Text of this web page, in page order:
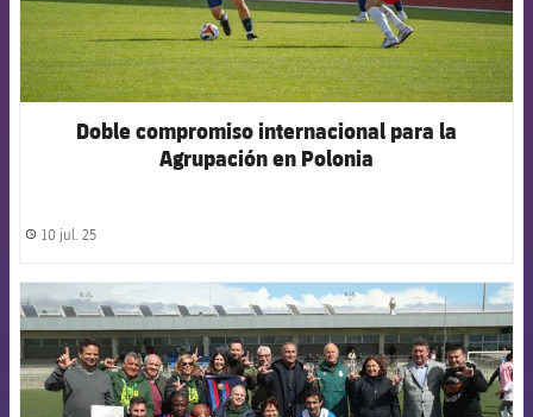
Doble compromiso internacional para la
Agrupación en Polonia
label.share.clock
10 jul. 25
FCB Barcelona badge